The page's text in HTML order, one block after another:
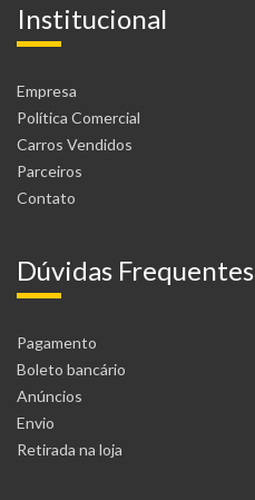
Institucional
Empresa
Política Comercial
Carros Vendidos
Parceiros
Contato
Dúvidas Frequentes
Pagamento
Boleto bancário
Anúncios
Envio
Retirada na loja